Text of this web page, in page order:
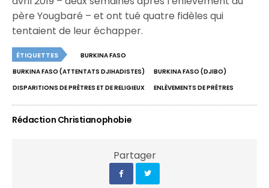
père Yougbaré – et ont tué quatre fidèles qui
tentaient de leur échapper.
ÉTIQUETTES
BURKINA FASO
BURKINA FASO (ATTENTATS DJIHADISTES)
BURKINA FASO (DJIBO)
DISPARITIONS DE PRÊTRES ET DE RELIGIEUX
ENLÈVEMENTS DE PRÊTRES
Rédaction Christianophobie
Partager